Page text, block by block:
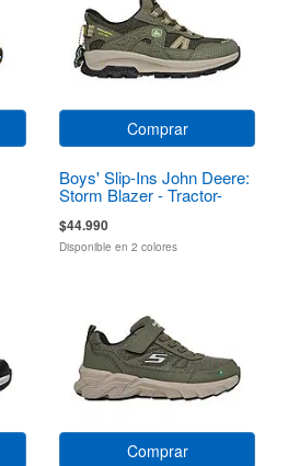
Comprar
Boys' Slip-Ins John Deere:
Storm Blazer - Tractor-
$44.990
Disponible en 2 colores
Comprar